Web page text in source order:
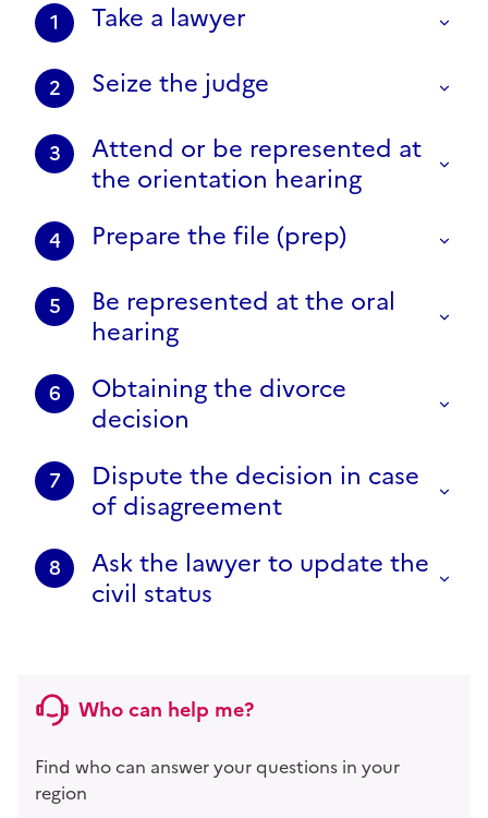
1 Take a lawyer
2 Seize the judge
3
Attend or be represented at
the orientation hearing
4 Prepare the file (prep)
5
Be represented at the oral
hearing
6
Obtaining the divorce
decision
7
Dispute the decision in case
of disagreement
8
Ask the lawyer to update the
civil status
Who can help me?
Find who can answer your questions in your
region